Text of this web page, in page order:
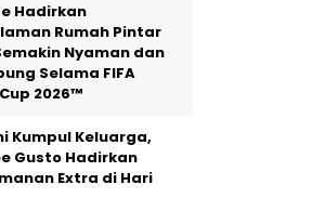
Hadirkan
Rumah Pintar
Nyaman dan
Selama FIFA
2026™
Kumpul Keluarga,
Gusto Hadirkan
Extra di Hari